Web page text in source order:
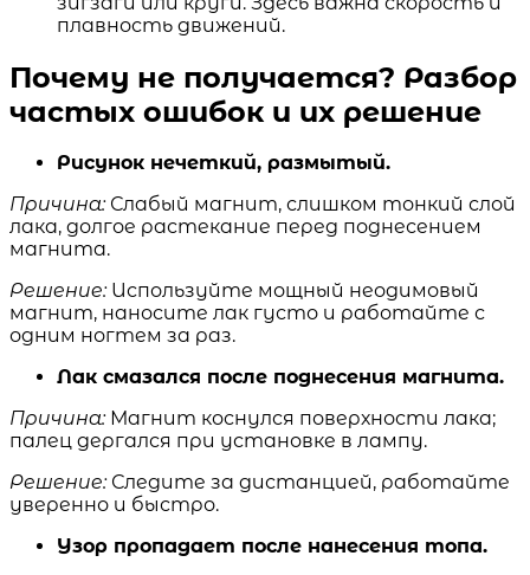
плавность движений.
Почему не получается? Разбор
частых ошибок и их решение
Рисунок нечеткий, размытый.
Причина:Слабый магнит, слишком тонкий слой
лака, долгое растекание перед поднесением
магнита.
Решение:Используйте мощный неодимовый
магнит, наносите лак густо и работайте с
одним ногтем за раз.
Лак смазался после поднесения магнита.
Причина:Магнит коснулся поверхности лака;
палец дергался при установке в лампу.
Решение:Следите за дистанцией, работайте
уверенно и быстро.
Узор пропадает после нанесения топа.